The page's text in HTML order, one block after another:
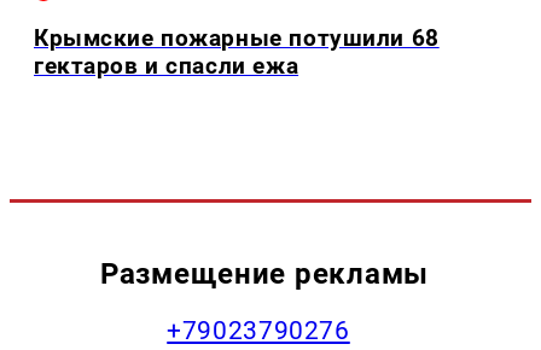
Крымские пожарные потушили 68
гектаров и спасли ежа
Размещение рекламы
+79023790276